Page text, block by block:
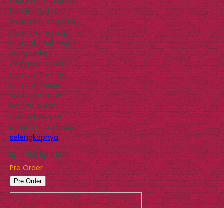
baik itu fashion,
makanan, souvenir,
atau online shop,
ada satu hal kecil
yang sering
dianggap sepele,
namun memiliki
dampak besar,
yaitu kemasan.
Banyak pelaku
usaha fokus ke
produk dan harga,…
selengkapnya
Rp 2.250 Rp 2.500
Pre Order
Pre Order